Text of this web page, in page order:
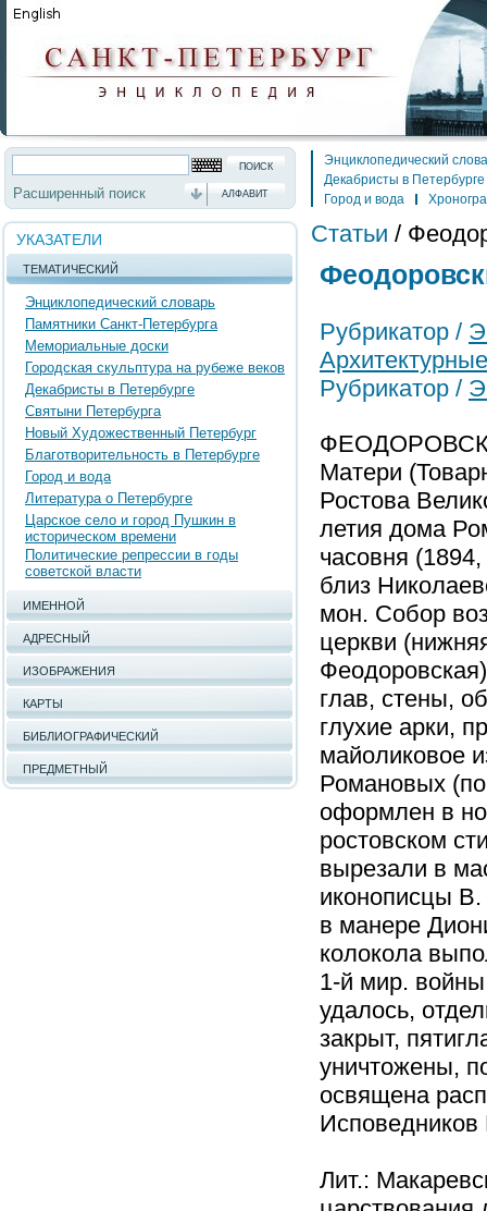
Расширенный поиск АЛФАВИТ
УКАЗАТЕЛИ
ТЕМАТИЧЕСКИЙ
Энциклопедический словарь
Памятники Санкт-Петербурга
Мемориальные доски
Городская скульптура на рубеже веков
Декабристы в Петербурге
Святыни Петербурга
Новый Художественный Петербург
Благотворительность в Петербурге
Город и вода
Литература о Петербурге
Царское село и город Пушкин в
историческом времени
Политические репрессии в годы
советской власти
ИМЕННОЙ
АДРЕСНЫЙ
ИЗОБРАЖЕНИЯ
КАРТЫ
БИБЛИОГРАФИЧЕСКИЙ
ПРЕДМЕТНЫЙ
Энциклопедический
Декабристы в Петербурге
Город и вода
Статьи /
Рубрикатор /
Рубрикатор /
Матери
Ростова
летия дома
часовня
близ
мон. Собор
церкви
глав, стены,
глухие арки,
майоликовое
Романовых
оформлен в
ростовском
вырезали в
иконописцы
в манере
колокола
1-й мир. войны
удалось,
закрыт,
уничтожены,
освящена
Исповедников
Лит.: